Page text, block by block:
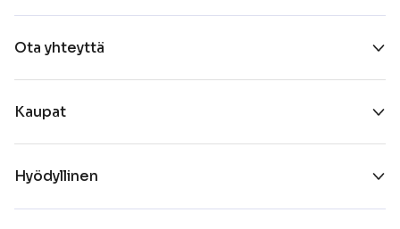
Ota yhteyttä
Kaupat
Hyödyllinen